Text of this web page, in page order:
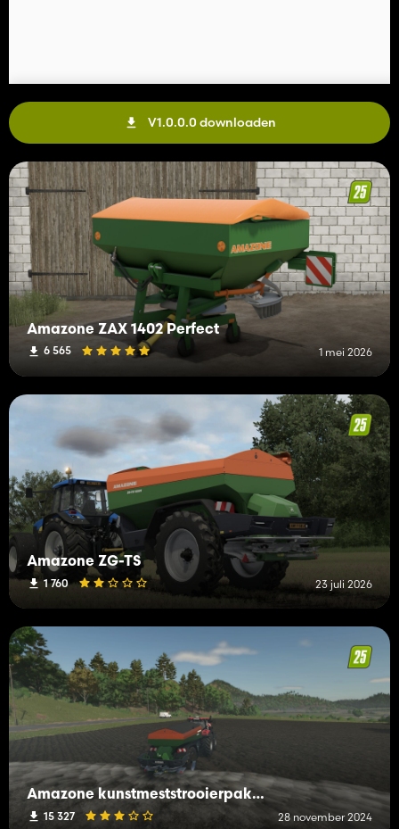
V1.0.0.0 downloaden
Amazone ZAX 1402 Perfect
6 565 1 mei 2026
Amazone ZG-TS
1 760 23 juli 2026
Amazone kunstmeststrooierpakket (kalk)
15 327 28 november 2024